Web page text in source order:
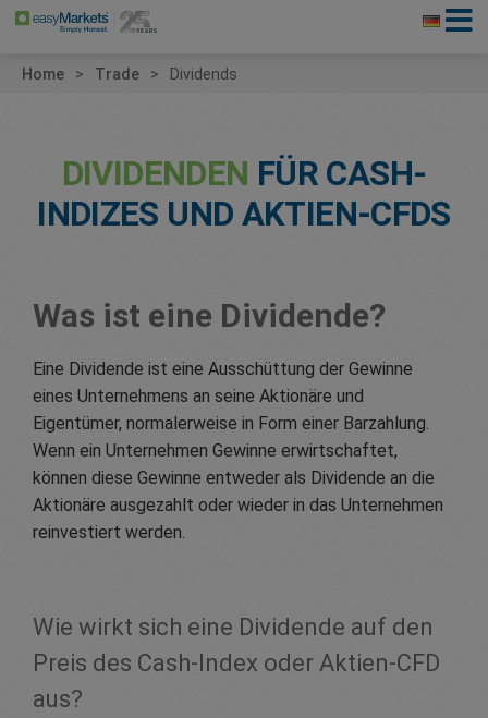
Home Trade Dividends
DIVIDENDEN FÜR CASH-
INDIZES UND AKTIEN-CFDS
Was ist eine Dividende?
Eine Dividende ist eine Ausschüttung der Gewinne
eines Unternehmens an seine Aktionäre und
Eigentümer, normalerweise in Form einer Barzahlung.
Wenn ein Unternehmen Gewinne erwirtschaftet,
können diese Gewinne entweder als Dividende an die
Aktionäre ausgezahlt oder wieder in das Unternehmen
reinvestiert werden.
Wie wirkt sich eine Dividende auf den
Preis des Cash-Index oder Aktien-CFD
aus?